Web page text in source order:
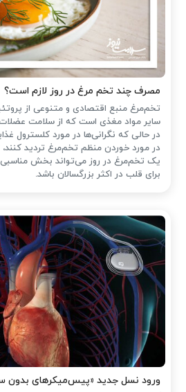
مصرف چند تخم مرغ در روز لازم است؟
سایر مواد مغذی است که از سلامت
در حالی که نگرانی‌ها در مورد کلسترول
در مورد خوردن منظم تخم‌مرغ تردید
یک تخم‌مرغ در روز می‌تواند بخش
برای قلب در اکثر بزرگسالان باشد.
ورود نسل جدید «پیس‌میکرهای بدون